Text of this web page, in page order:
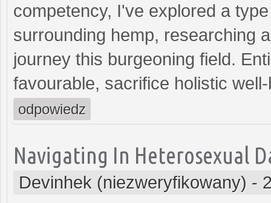
competency, I've explored a
surrounding hemp, researching
journey this burgeoning field.
favourable, sacrifice holistic
odpowiedz
Navigating In Heterosexual
Devinhek (niezweryfikowany) -